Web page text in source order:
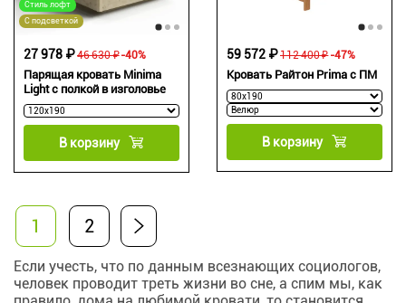
Стиль лофт
С подсветкой
Парящая кровать Minima
Light c полкой в изголовье
46 630 ₽
27 978 ₽ -40%
В корзину
Кровать Райтон Prima с ПМ
112 400 ₽
59 572 ₽ -47%
В корзину
1 2
Если учесть, что по данным всезнающих социологов,
человек проводит треть жизни во сне, а спим мы, как